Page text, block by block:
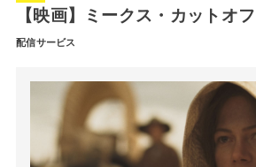
【映画】ミークス・カットオフ
配信サービス